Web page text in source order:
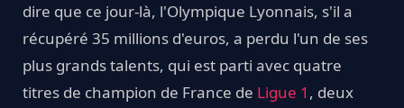
dire que ce jour-là, l'Olympique Lyonnais, s'il a
récupéré 35 millions d'euros, a perdu l'un de ses
plus grands talents, qui est parti avec quatre
titres de champion de France de Ligue 1 , deux